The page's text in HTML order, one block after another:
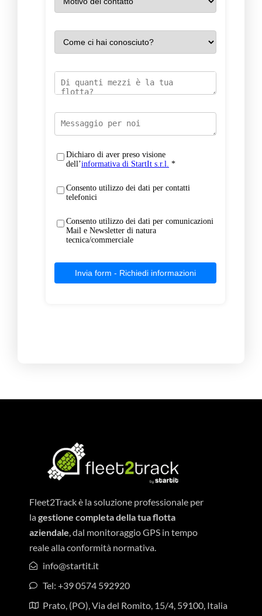
Fleet2Track è la soluzione professionale per
lagestione completa della tua flotta
aziendale, dal monitoraggio GPS in tempo
reale alla conformità normativa.
info@startit.it
Tel: +39 0574 592920
Prato, (PO), Via del Romito, 15/4, 59100, Italia